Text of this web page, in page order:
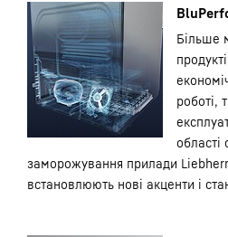
Більше
роботі,
області
заморожування прилади
встановлюють нові акценти і